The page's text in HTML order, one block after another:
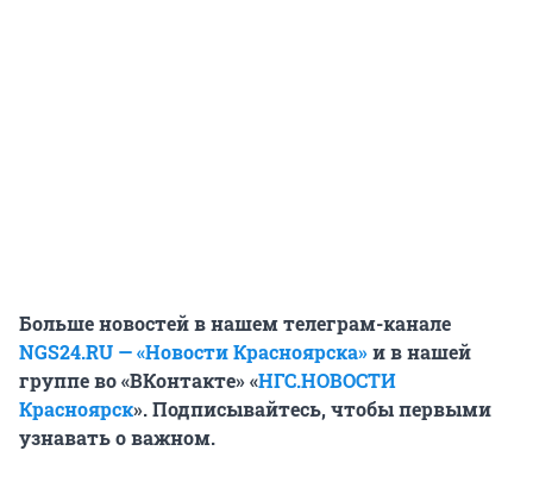
Больше новостей в нашем телеграм-канале
NGS24.RU — «Новости Красноярска»и в нашей
группе во «ВКонтакте» «НГС.НОВОСТИ
Красноярск». Подписывайтесь, чтобы первыми
узнавать о важном.